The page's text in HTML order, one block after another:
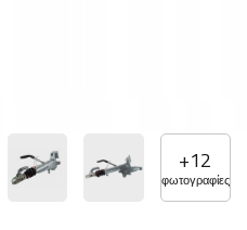
+12
φωτογραφίες